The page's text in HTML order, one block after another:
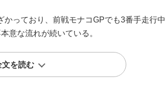
っており、前戦モナコGPでも3番手走行中
意な流れが続いている。
文を読む